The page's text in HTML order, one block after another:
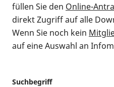
füllen Sie den Online-
direkt Zugriff auf alle
Wenn Sie noch kein
auf eine Auswahl an
Suchbegriff